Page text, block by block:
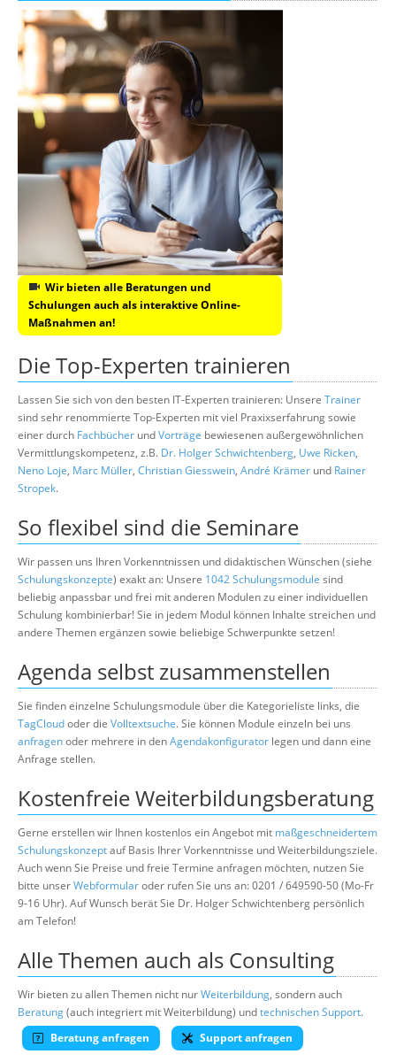
Wir bieten alle Beratungen und
Schulungen auch als interaktive Online-
Maßnahmen an!
Die Top-Experten trainieren
Lassen Sie sich von den besten IT-Experten trainieren: Unsere Trainer
sind sehr renommierte Top-Experten mit viel Praxixserfahrung sowie
einer durch Fachbücher undVorträge bewiesenen außergewöhnlichen
Vermittlungskompetenz, z.B. Dr. Holger Schwichtenberg, Uwe Ricken,
Neno Loje, Marc Müller, Christian Giesswein, André Krämer und Rainer
Stropek.
So flexibel sind die Seminare
Wir passen uns Ihren Vorkenntnissen und didaktischen Wünschen (siehe
Schulungskonzepte) exakt an: Unsere 1042 Schulungsmodule sind
beliebig anpassbar und frei mit anderen Modulen zu einer individuellen
Schulung kombinierbar! Sie in jedem Modul können Inhalte streichen und
andere Themen ergänzen sowie beliebige Schwerpunkte setzen!
Agenda selbst zusammenstellen
Sie finden einzelne Schulungsmodule über die Kategorieliste links, die
TagCloudoder die Volltextsuche. Sie können Module einzeln bei uns
anfragenoder mehrere in denAgendakonfigurator legen und dann eine
Anfrage stellen.
Kostenfreie Weiterbildungsberatung
Gerne erstellen wir Ihnen kostenlos ein Angebot mit maßgeschneidertem
Schulungskonzeptauf Basis Ihrer Vorkenntnisse und Weiterbildungsziele.
Auch wenn Sie Preise und freie Termine anfragen möchten, nutzen Sie
bitte unserWebformularoder rufen Sie uns an: 0201 / 649590-50 (Mo-Fr
9-16 Uhr). Auf Wunsch berät Sie Dr. Holger Schwichtenberg persönlich
am Telefon!
Alle Themen auch als Consulting
Wir bieten zu allen Themen nicht nurWeiterbildung, sondern auch
Beratung(auch integriert mit Weiterbildung) undtechnischen Support.
Beratung anfragen
Support anfragen